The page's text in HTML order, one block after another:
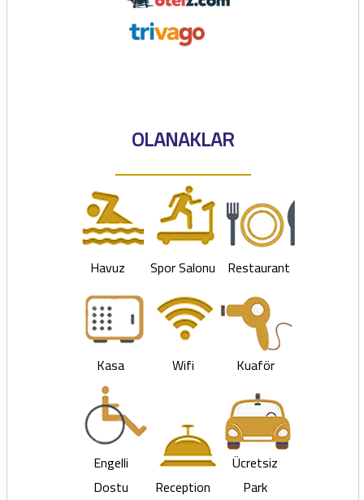
OLANAKLAR
Havuz Spor Salonu Restaurant
Kasa Wifi Kuaför
Engelli
Dostu
Reception
Ücretsiz
Park